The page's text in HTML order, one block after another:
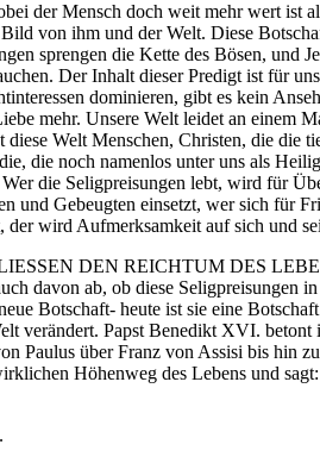
der Mensch doch weit mehr wert ist
von ihm und der Welt. Diese
sprengen die Kette des Bösen, und
Der Inhalt dieser Predigt ist für
dominieren, gibt es kein
mehr. Unsere Welt leidet an einem
Welt Menschen, Christen, die die
die noch namenlos unter uns als
die Seligpreisungen lebt, wird für
und Gebeugten einsetzt, wer sich für
wird Aufmerksamkeit auf sich und
DEN REICHTUM DES
davon ab, ob diese Seligpreisungen
Botschaft- heute ist sie eine
verändert. Papst Benedikt XVI. betont
Paulus über Franz von Assisi bis hin
Höhenweg des Lebens und
.